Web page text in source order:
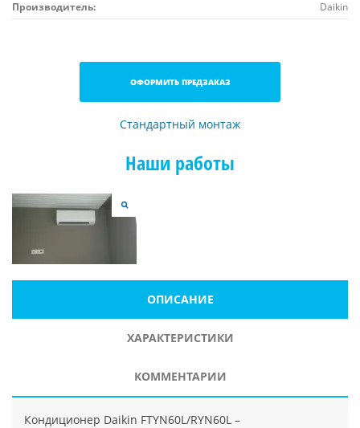
Производитель:
Daikin
ОФОРМИТЬ ПРЕДЗАКАЗ
Стандартный монтаж
Наши работы
ОПИСАНИЕ
ХАРАКТЕРИСТИКИ
КОММЕНТАРИИ
Кондиционер Daikin FTYN60L/RYN60L –